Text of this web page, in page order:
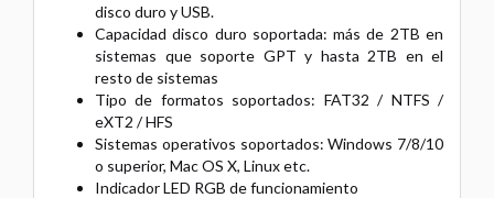
disco duro y USB.
Capacidad disco duro soportada: más de 2TB en
sistemas que soporte GPT y hasta 2TB en el
resto de sistemas
Tipo de formatos soportados: FAT32 / NTFS /
eXT2 / HFS
Sistemas operativos soportados: Windows 7/8/10
o superior, Mac OS X, Linux etc.
Indicador LED RGB de funcionamiento